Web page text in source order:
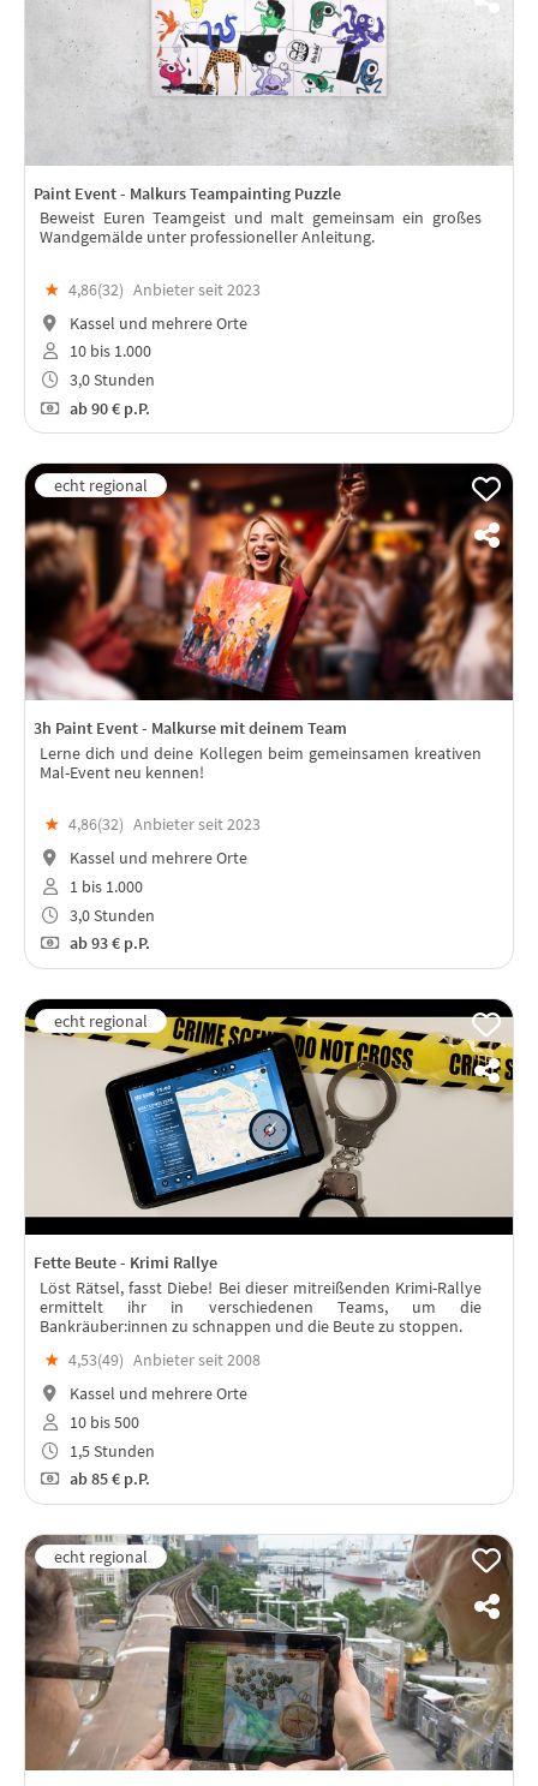
Paint Event - Malkurs Teampainting Puzzle
Beweist Euren Teamgeist und malt gemeinsam ein großes
Wandgemälde unter professioneller Anleitung.
★ 4,86(32) Anbieter seit 2023
Kassel und mehrere Orte
10 bis 1.000
3,0 Stunden
ab90 € p.P.
3h Paint Event - Malkurse mit deinem Team
Lerne dich und deine Kollegen beim gemeinsamen kreativen
Mal-Event neu kennen!
★ 4,86(32) Anbieter seit 2023
Kassel und mehrere Orte
1 bis 1.000
3,0 Stunden
ab93 € p.P.
Fette Beute - Krimi Rallye
Löst Rätsel, fasst Diebe! Bei dieser mitreißenden Krimi-Rallye
ermittelt ihr in verschiedenen Teams, um die
Bankräuber:innen zu schnappen und die Beute zu stoppen.
★ 4,53(49) Anbieter seit 2008
Kassel und mehrere Orte
10 bis 500
1,5 Stunden
ab85 € p.P.